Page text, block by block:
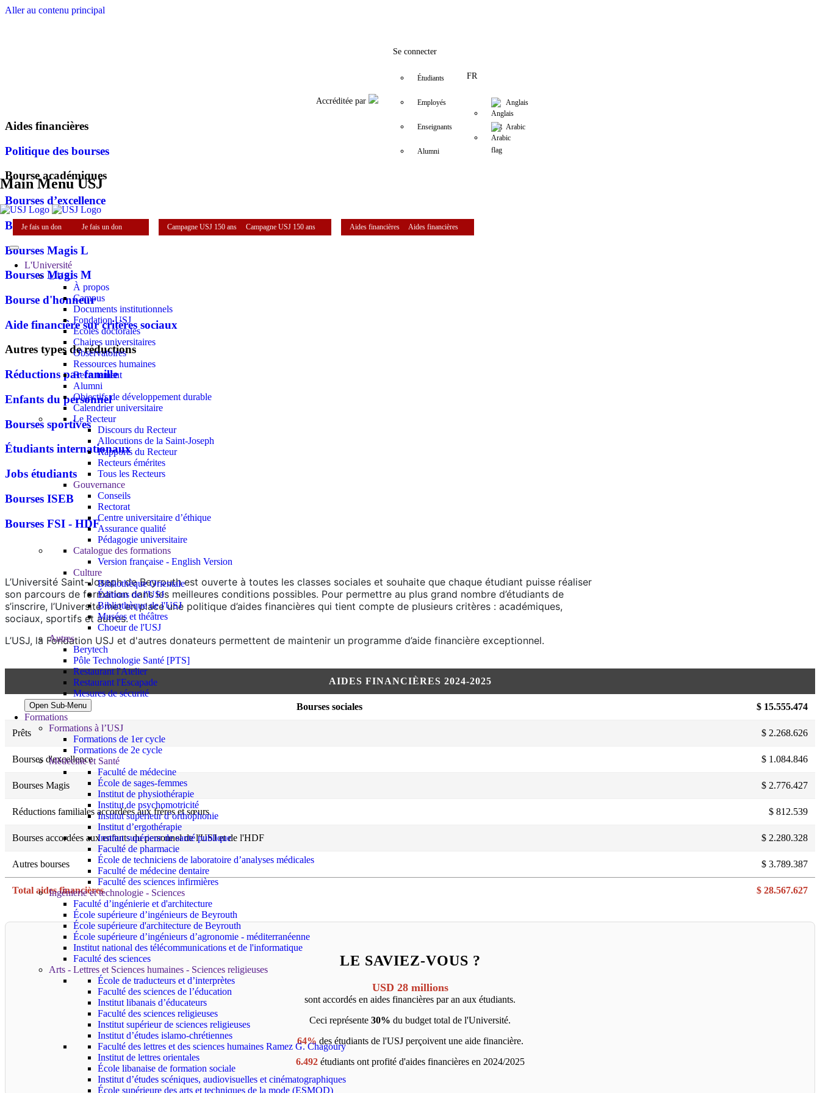
Aller au contenu principal
Accréditée par
Se connecter
Étudiants
Employés
Enseignants
Alumni
FR
Anglais
Arabic
Main Menu USJ
Je fais un don Je fais un don Campagne USJ 150 ans Campagne USJ 150 ans Aides financières Aides financières
L'Université
L'USJ
À propos
Campus
Documents institutionnels
Fondation USJ
Écoles doctorales
Chaires universitaires
Observatoires
Ressources humaines
Recrutement
Alumni
Objectifs de développement durable
Calendrier universitaire
Le Recteur
Discours du Recteur
Allocutions de la Saint-Joseph
Rapports du Recteur
Recteurs émérites
Tous les Recteurs
Gouvernance
Conseils
Rectorat
Centre universitaire d’éthique
Assurance qualité
Pédagogie universitaire
Catalogue des formations
Version française - English Version
Culture
Bibliothèque Orientale
Éditions de l'USJ
Bibliothèque de l'USJ
Musées et théâtres
Choeur de l'USJ
Autres
Berytech
Pôle Technologie Santé [PTS]
Restaurant l'Atelier
Restaurant l'Escapade
Mesures de sécurité
Open Sub-Menu
Formations
Formations à l’USJ
Formations de 1er cycle
Formations de 2e cycle
Médecine et Santé
Faculté de médecine
École de sages-femmes
Institut de physiothérapie
Institut de psychomotricité
Institut supérieur d’orthophonie
Institut d’ergothérapie
Institut supérieur de santé publique
Faculté de pharmacie
École de techniciens de laboratoire d’analyses médicales
Faculté de médecine dentaire
Faculté des sciences infirmières
Ingénierie et technologie - Sciences
Faculté d’ingénierie et d'architecture
École supérieure d’ingénieurs de Beyrouth
École supérieure d'architecture de Beyrouth
École supérieure d’ingénieurs d’agronomie - méditerranéenne
Institut national des télécommunications et de l'informatique
Faculté des sciences
Arts - Lettres et Sciences humaines - Sciences religieuses
École de traducteurs et d’interprètes
Faculté des sciences de l’éducation
Institut libanais d’éducateurs
Faculté des sciences religieuses
Institut supérieur de sciences religieuses
Institut d’études islamo-chrétiennes
Faculté des lettres et des sciences humaines Ramez G. Chagoury
Institut de lettres orientales
École libanaise de formation sociale
Institut d’études scéniques, audiovisuelles et cinématographiques
École supérieure des arts et techniques de la mode (ESMOD)
Aides financières
Politique des bourses
Bourse académiques
Bourses d’excellence
Bourse du Recteur
Bourses Magis L
Bourses Magis M
Bourse d'honneur
Aide financière sur critères sociaux
Autres types de réductions
Réductions par famille
Enfants du personnel
Bourses sportives
Étudiants internationaux
Jobs étudiants
Bourses ISEB
Bourses FSI - HDF
L’Université Saint-Joseph de Beyrouth est ouverte à toutes les classes sociales et souhaite que chaque étudiant puisse réaliser
son parcours de formation dans les meilleures conditions possibles. Pour permettre au plus grand nombre d’étudiants de
s’inscrire, l’Université met en place une politique d’aides financières qui tient compte de plusieurs critères : académiques,
sociaux, sportifs et autres.
L’USJ, la Fondation USJ et d'autres donateurs permettent de maintenir un programme d’aide financière exceptionnel.
AIDES FINANCIÈRES 2024-2025
Bourses sociales $ 15.555.474
Prêts $ 2.268.626
Bourses d'excellence $ 1.084.846
Bourses Magis $ 2.776.427
Réductions familiales accordées aux frères et sœurs $ 812.539
Bourses accordées aux enfants du personnel de l'USJ et de l'HDF $ 2.280.328
Autres bourses $ 3.789.387
Total aides financières $ 28.567.627
LE SAVIEZ-VOUS ?
USD 28 millions
sont accordés en aides financières par an aux étudiants.
Ceci représente 30% du budget total de l'Université.
64% des étudiants de l'USJ perçoivent une aide financière.
6.492étudiants ont profité d'aides financières en 2024/2025